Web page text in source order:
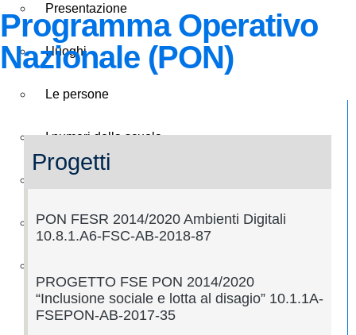
Presentazione
I luoghi
Le persone
I numeri della scuola
Organizzazione
Panoramica
Programma Operativo
Nazionale (PON)
Progetti
PON FESR 2014/2020 Ambienti Digitali
10.8.1.A6-FSC-AB-2018-87
PROGETTO FSE PON 2014/2020
“Inclusione sociale e lotta al disagio” 10.1.1A-
FSEPON-AB-2017-35